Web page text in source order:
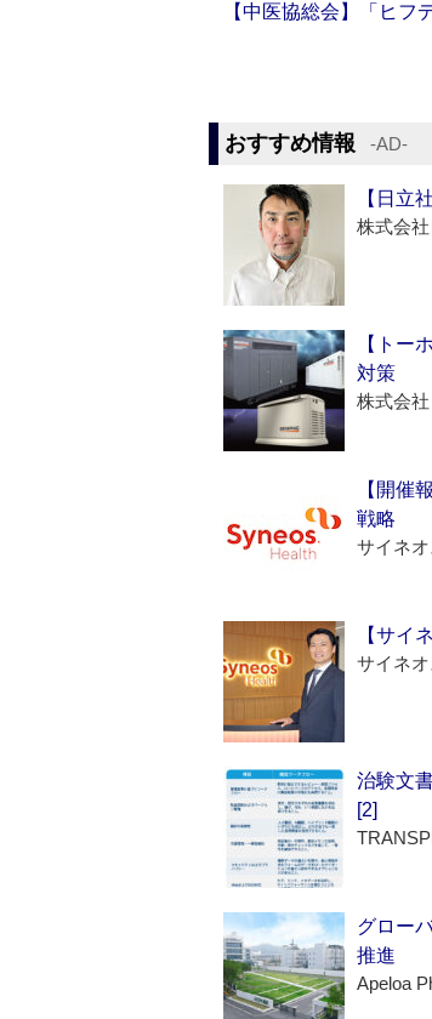
【中医協総会】「ヒフ
おすすめ情報 ‐AD‐
【日立
株式会
【トー
対策
株式会
【開催
戦略
サイネ
【サイ
サイネ
治験文
[2]
グロー
推進
Apeloa